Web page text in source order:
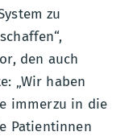
zu
den auch
„Wir haben
immerzu in die
Patientinnen